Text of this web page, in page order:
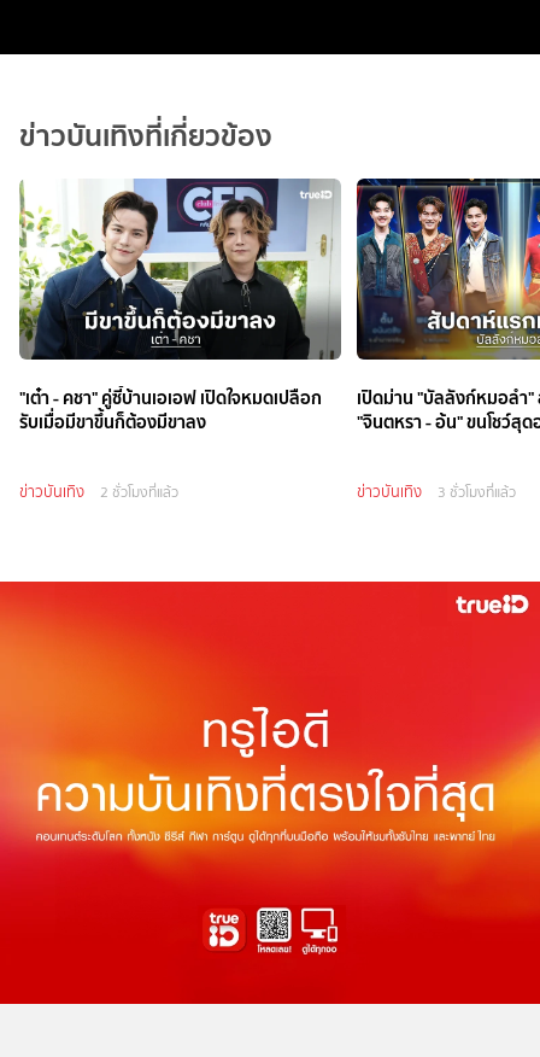
ข่าวบันเทิงที่เกี่ยวข้อง
"เต๋า - คชา" คู่ซี้บ้านเอเอฟ เปิดใจหมดเปลือก
รับเมื่อมีขาขึ้นก็ต้องมีขาลง
ข่าวบันเทิง 2 ชั่วโมงที่แล้ว
เปิดม่าน "บัลลังก์หมอลำ
"จินตหรา - อ้น" ขนโชว์สุด
ข่าวบันเทิง 3 ชั่วโมงที่แล้ว